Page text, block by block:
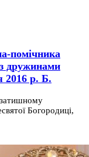
помічника
дружинами
2016 р. Б.
затишному
Богородиці,